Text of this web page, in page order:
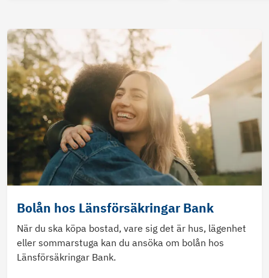
Bolån hos Länsförsäkringar Bank
När du ska köpa bostad, vare sig det är hus, lägenhet
eller sommarstuga kan du ansöka om bolån hos
Länsförsäkringar Bank.